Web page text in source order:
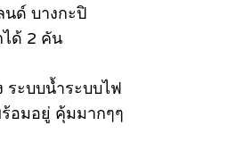
นด์ บางกะปิ
ด้ 2 คัน
ระบบน้ำระบบไฟ
อมอยู่ คุ้มมากๆๆ